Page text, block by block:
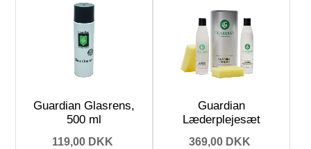
Guardian Glasrens,
500 ml
119,00 DKK
Guardian
Læderplejesæt
369,00 DKK